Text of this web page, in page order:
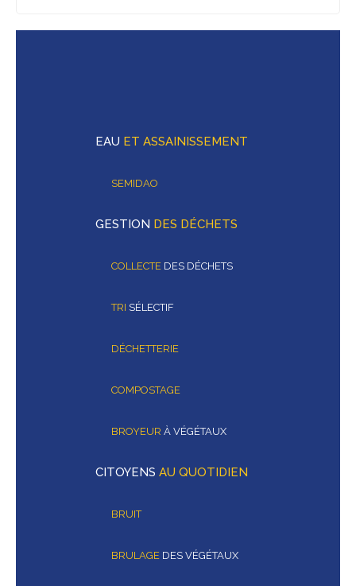
EAU ET ASSAINISSEMENT
SEMIDAO
GESTION DES DÉCHETS
COLLECTE DES DÉCHETS
TRI SÉLECTIF
DÉCHETTERIE
COMPOSTAGE
BROYEUR À VÉGÉTAUX
CITOYENS AU QUOTIDIEN
BRUIT
BRULAGE DES VÉGÉTAUX